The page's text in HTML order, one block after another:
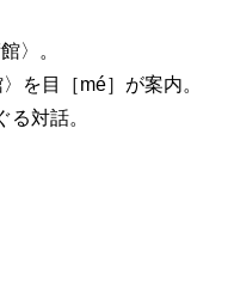
〉。
を目［mé］が案内。
対話。